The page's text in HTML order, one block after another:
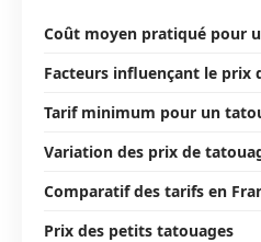
Coût moyen pratiqué pour
Facteurs influençant le prix
Tarif minimum pour un
Variation des prix de
Comparatif des tarifs en
Prix des petits tatouages